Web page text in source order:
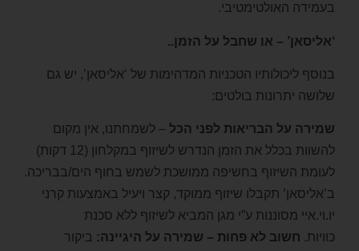
בעמידה האולטימטיבי.
‘אליסאן’ – או שחבל על הזמן..
בנוסף ליכולותיו הטכניות המדהימות של ‘אליסאן’, יש גם
שלושה יתרונות בולטים:
שמירה על הבריאות לפני הכל – לשמחתנו, אין מקום
להשוות בכלל את הזמן הנדרש לשיזוף במקלחון (12 דקות)
לעומת השיזוף בחשיפה ממושכת לשמש בחוף הים/בבריכה.
ב’אליסאן’ תקבלו שיזוף ממוקד, קצר ויעיל באמצעות קרני
יו.וי.איי מסוננות ע”י מגן המביא לשיזוף ללא סכנת
כוויות. חשוב לא פחות – שמירה על היגיינה: ביקור